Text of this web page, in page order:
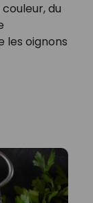
du
les oignons